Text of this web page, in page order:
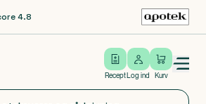
4.8
Recept
Log ind
Log ind Kurv
Open/close menu